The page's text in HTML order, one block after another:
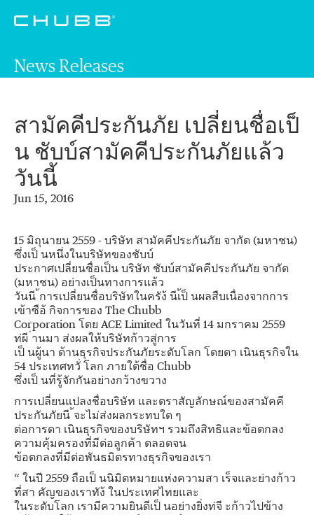
News Releases
สามัคคีประกันภัย เปลี่ยนชื่อเป็
น ชับบ์สามัคคีประกันภัยแล้ว
วันนี้
Jun 15, 2016
15 มิถุนายน 2559 - บริษัท สามัคคีประกันภัย จากัด (มหาชน)
ซึ่งเป็ นหนึ่งในบริษัทของชับบ์
ประกาศเปลี่ยนชื่อเป็น บริษัท ชับบ์สามัคคีประกันภัย จากัด
(มหาชน) อย่างเป็นทางการแล้ว
วันนี ้การเปลี่ยนชื่อบริษัทในครัง้ นีเ้ป็ นผลสืบเนื่องจากการ
เข้าซือ้ กิจการของ The Chubb
Corporation โดย ACE Limited ในวันที่ 14 มกราคม 2559
ท่ผี ่านมา ส่งผลให้บริษัทก้าวสู่การ
เป็ นผู้นา ด้านธุรกิจประกันภัยระดับโลก โดยดา เนินธุรกิจใน
54 ประเทศทวั่ โลก ภายใต้ชื่อ Chubb
ซึ่งเป็ นที่รู้จักกันอย่างกว้างขวาง
การเปลี่ยนแปลงชื่อบริษัท และตราสัญลักษณ์ของสามัคคี
ประกันภัยนี ้จะไม่ส่งผลกระทบใด ๆ
ต่อการดา เนินธุรกิจของบริษัทฯ รวมถึงสิทธิและข้อตกลง
ความคุ้มครองที่มีต่อลูกค้า ตลอดจน
ข้อตกลงที่มีต่อพันธมิตรทางธุรกิจของเรา
“ ในปี 2559 ถือเป็ นนิมิตหมายแห่งความสา เร็จและย่างก้าว
ที่สา คัญของเราทัง้ ในประเทศไทยและ
ในระดับโลก เรามีความยินดีเป็ นอย่างยิ่งท่จี ะก้าวไปข้าง